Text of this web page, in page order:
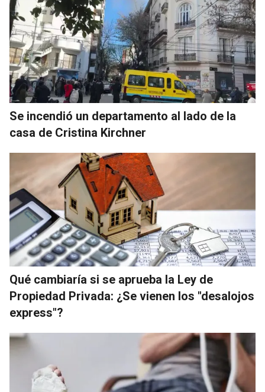
Se incendió un departamento al lado de la
casa de Cristina Kirchner
Qué cambiaría si se aprueba la Ley de
Propiedad Privada: ¿Se vienen los "desalojos
express"?